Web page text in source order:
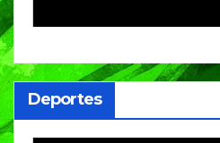
Deportes